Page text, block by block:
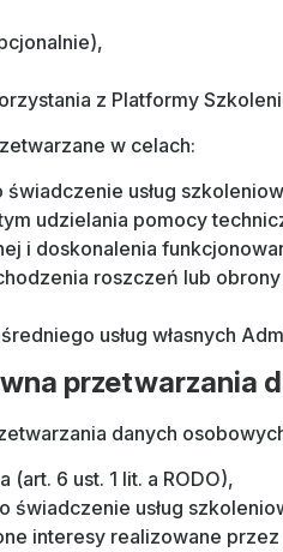
z Platformy
w celach:
świadczenie usług
udzielania pomocy
i doskonalenia
roszczeń lub
usług własnych
przetwarzania
danych
(art. 6 ust. 1 lit. a RODO),
świadczenie usług
interesy realizowane